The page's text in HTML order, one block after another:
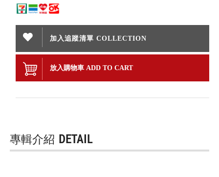
加入追蹤清單 COLLECTION
放入購物車 ADD TO CART
專輯介紹 DETAIL